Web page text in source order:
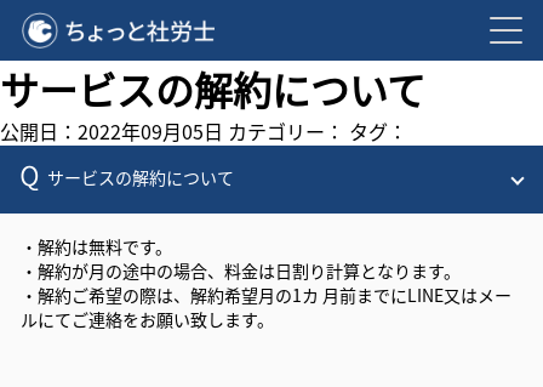
サービスの解約について
公開日：2022年09月05日 カテゴリー： タグ：
サービスの解約について
・解約は無料です。
・解約が月の途中の場合、料金は日割り計算となります。
・解約ご希望の際は、解約希望月の1カ 月前までにLINE又はメー
ルにてご連絡をお願い致します。